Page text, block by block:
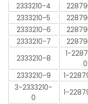
2333210-4
2333210-5
2333210-6
2333210-7
2333210-8
1-
0
2333210-9
1-
3-2333210-
0
1-